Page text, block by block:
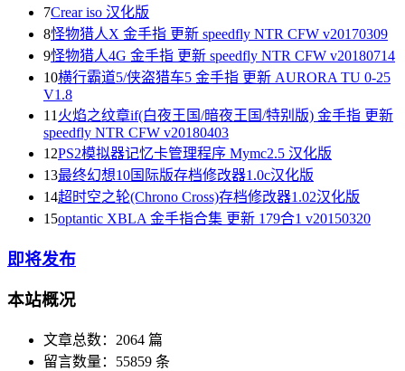
7Crear iso 汉化版
8怪物猎人X 金手指 更新 speedfly NTR CFW v20170309
9怪物猎人4G 金手指 更新 speedfly NTR CFW v20180714
10横行霸道5/侠盗猎车5 金手指 更新 AURORA TU 0-25
V1.8
11 火焰之纹章if(白夜王国/暗夜王国/特别版) 金手指 更新
speedfly NTR CFW v20180403
12PS2模拟器记忆卡管理程序 Mymc2.5 汉化版
13最终幻想10国际版存档修改器1.0c汉化版
14超时空之轮(Chrono Cross)存档修改器1.02汉化版
15optantic XBLA 金手指合集 更新 179合1 v20150320
即将发布
本站概况
文章总数：2064 篇
留言数量：55859 条